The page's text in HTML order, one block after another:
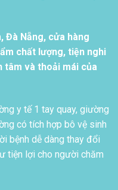
Đà Nẵng, cửa hàng
chất lượng, tiện nghi
tâm và thoải mái của
y tế 1 tay quay, giường
có tích hợp bô vệ sinh
bệnh dễ dàng thay đổi
tiện lợi cho người chăm